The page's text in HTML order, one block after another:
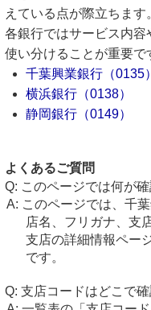
えている点が際立ちます
各銀行ではサービス内容
使い分けることが重要で
千葉興業銀行（0135）
横浜銀行（0138）
静岡銀行（0149）
よくあるご質問
このページでは何が
このページでは、千
店名、フリガナ、支
支店の詳細情報ペー
です。
支店コードはどこで